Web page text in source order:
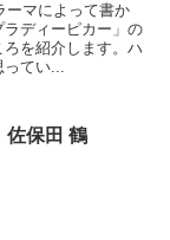
ーマによって書か
ディーピカー」の
を紹介します。ハ
ってい...
保田 鶴